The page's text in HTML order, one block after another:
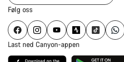
Følg oss
Last ned Canyon-appen